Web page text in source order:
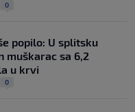
0
popilo: U splitsku
muškarac sa 6,2
u krvi
0